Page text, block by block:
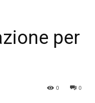
per
0
0